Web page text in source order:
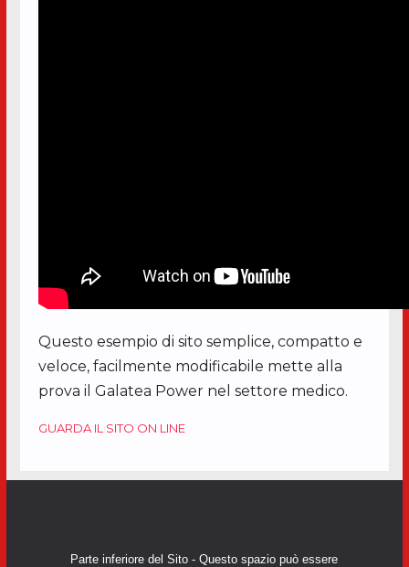
Questo esempio di sito semplice, compatto e
veloce, facilmente modificabile mette alla
prova il Galatea Power nel settore medico.
GUARDA IL SITO ON LINE
Parte inferiore del Sito - Questo spazio può essere